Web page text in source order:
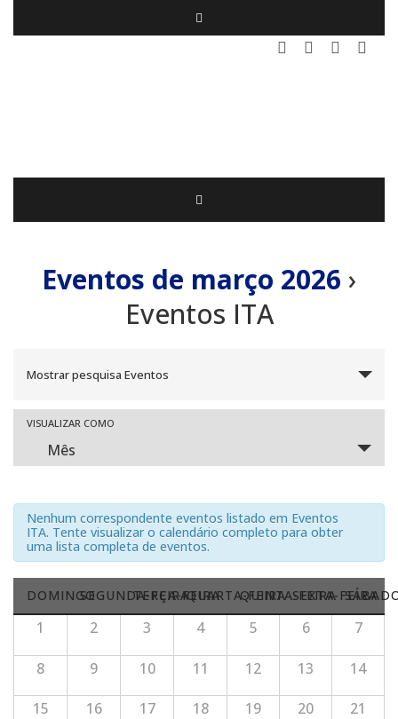
Eventos de março 2026 ›
Eventos ITA
Pesquisa
e
navegação
de
visuais
de
Eventos
Mostrar pesquisa Eventos
Navegação
do
Evento
VISUALIZAR COMO
Mês
Nenhum correspondente eventos listado em Eventos
ITA. Tente visualizar o calendário completo para obter
uma lista completa de eventos.
Calendárior
de
Eventos
Calendárior
Eventos
DOMINGOSEGUNDA-FEIRA
TERÇA-FEIRAQUARTA-FEIRAQUINTA-FEIRASEXTA-FEIRA
1 2 3 4 5 6 7
8 9 10 11 12 13 14
15 16 17 18 19 20 21